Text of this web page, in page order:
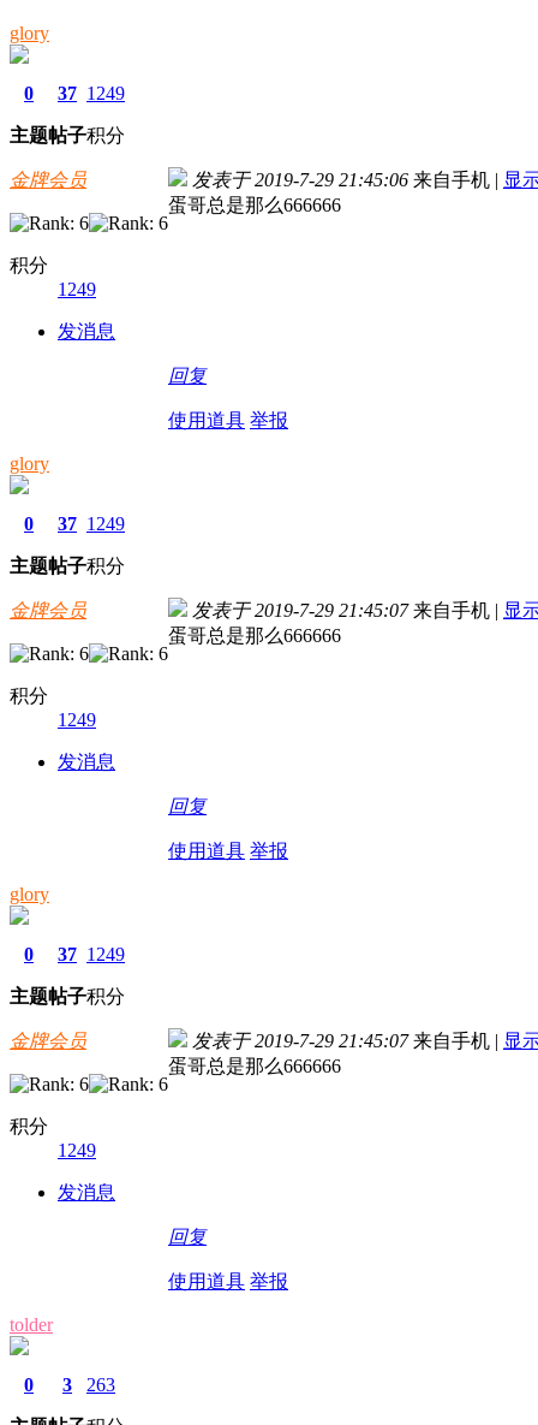
glory
0
主题
37
帖子
1249
积分
金牌会员
积分
1249
发消息
发表于 2019-7-29 21:45:06 来自手机 | 显
蛋哥总是那么666666
回复
使用道具 举报
glory
0
主题
37
帖子
1249
积分
金牌会员
积分
1249
发消息
发表于 2019-7-29 21:45:07 来自手机 | 显
蛋哥总是那么666666
回复
使用道具 举报
glory
0
主题
37
帖子
1249
积分
金牌会员
积分
1249
发消息
发表于 2019-7-29 21:45:07 来自手机 | 显
蛋哥总是那么666666
回复
使用道具 举报
tolder
0 3 263